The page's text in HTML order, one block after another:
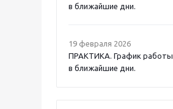
в ближайшие дни.
19 февраля 2026
ПРАКТИКА. График работы
в ближайшие дни.